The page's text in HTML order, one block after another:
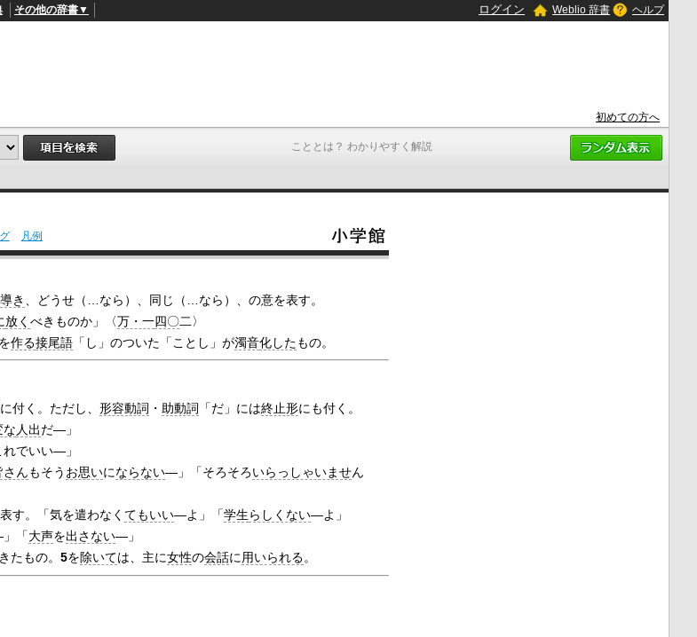
こととは？ わかりやすく解説
その他の辞書▼ ログイン Weblio 辞書 ヘルプ
初めての方へ
凡例
導き
、どうせ（…なら）、同じ（…なら）、の意を表す。
放くべきものか」〈万・一四〇二〉
を作る接尾語 「し」のついた「ことし」が濁音化したもの。
に付く。ただし、形容動詞 ・助動詞 「だ」には終止形にも付く。
な人出だ―」
でいい―」
さんもそう お思いにならない―」「そろそろいらっしゃいません
す。「気を遣わなくてもいい―よ」「学生らしくない―よ」
「大声を出さない―」
たもの。5を除いては、主に女性の会話に用いられる。